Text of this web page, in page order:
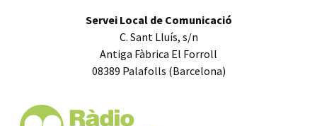
Servei Local de Comunicació
C. Sant Lluís, s/n
Antiga Fàbrica El Forroll
08389 Palafolls (Barcelona)